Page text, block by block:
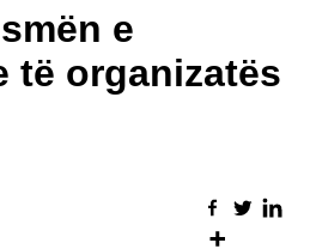
e
të organizatës